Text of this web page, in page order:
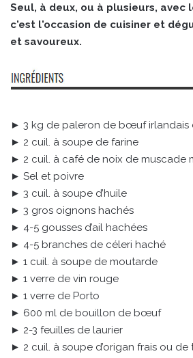
Seul, à deux, ou à plusieurs,
c'est l'occasion de cuisiner et
et savoureux.
► 3 kg de paleron de bœuf irlandais
► 2 cuil. à soupe de farine
► 2 cuil. à café de noix de muscade
► Sel et poivre
► 3 cuil. à soupe d’huile
► 3 gros oignons hachés
► 4-5 gousses d’ail hachées
► 4-5 branches de céleri haché
► 1 cuil. à soupe de moutarde
► 1 verre de vin rouge
► 1 verre de Porto
► 600 ml de bouillon de bœuf
► 2-3 feuilles de laurier
► 2 cuil. à soupe d’origan frais ou de